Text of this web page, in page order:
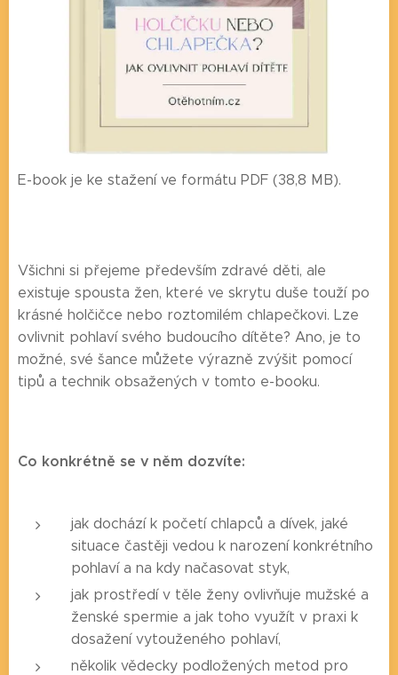
E-book je ke stažení ve formátu PDF (38,8 MB).
Všichni si přejeme především zdravé děti, ale
existuje spousta žen, které ve skrytu duše touží po
krásné holčičce nebo roztomilém chlapečkovi. Lze
ovlivnit pohlaví svého budoucího dítěte? Ano, je to
možné, své šance můžete výrazně zvýšit pomocí
tipů a technik obsažených v tomto e-booku.
Co konkrétně se v něm dozvíte:
jak dochází k početí chlapců a dívek, jaké
situace častěji vedou k narození konkrétního
pohlaví a na kdy načasovat styk,
jak prostředí v těle ženy ovlivňuje mužské a
ženské spermie a jak toho využít v praxi k
dosažení vytouženého pohlaví,
několik vědecky podložených metod pro